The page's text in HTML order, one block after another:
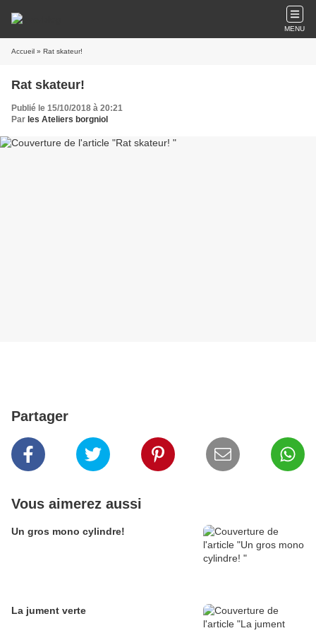
MENU
Accueil » Rat skateur!
Rat skateur!
Publié le 15/10/2018 à 20:21
Par les Ateliers borgniol
Partager
Vous aimerez aussi
Un gros mono cylindre!
La jument verte